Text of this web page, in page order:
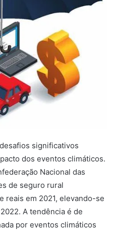
significativos
dos eventos climáticos.
Nacional das
de seguro rural
reais em 2021, elevando-se
A tendência é de
por eventos climáticos